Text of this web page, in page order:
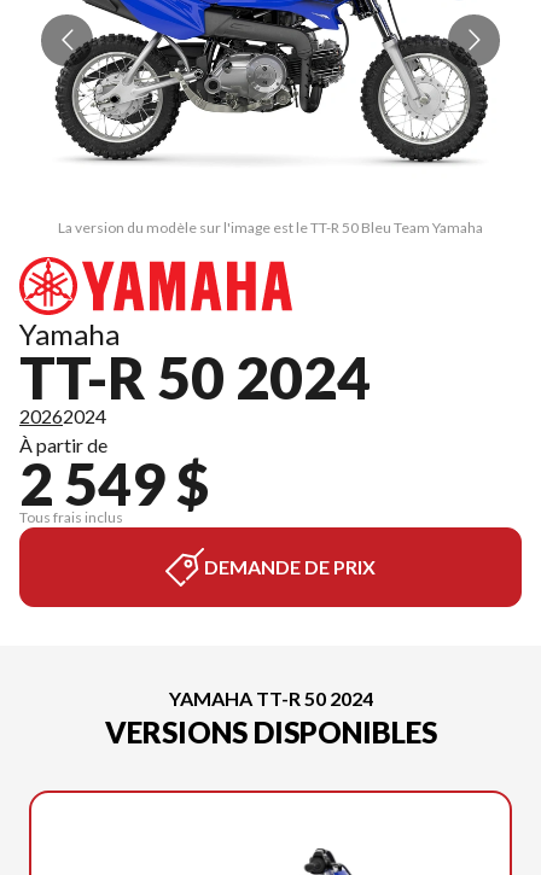
La version du modèle sur l'image est le TT-R 50 Bleu Team Yamaha
Yamaha
TT-R 50 2024
20262024
À partir de
2 549 $
Tous frais inclus
DEMANDE DE PRIX
YAMAHA TT-R 50 2024
VERSIONS DISPONIBLES